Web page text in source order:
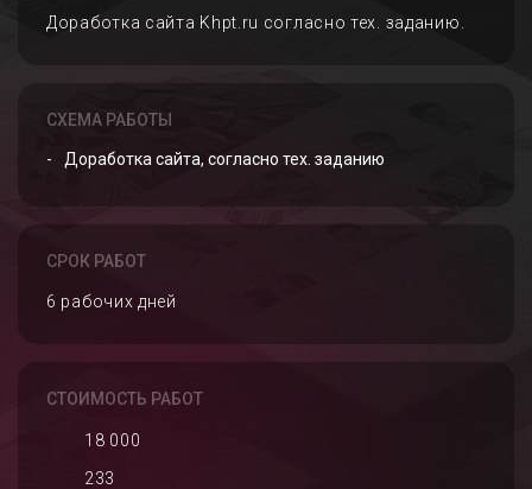
Доработка сайта Khpt.ru согласно тех. заданию.
СХЕМА РАБОТЫ
Доработка сайта, согласно тех. заданию
СРОК РАБОТ
6 рабочих дней
СТОИМОСТЬ РАБОТ
18 000
233